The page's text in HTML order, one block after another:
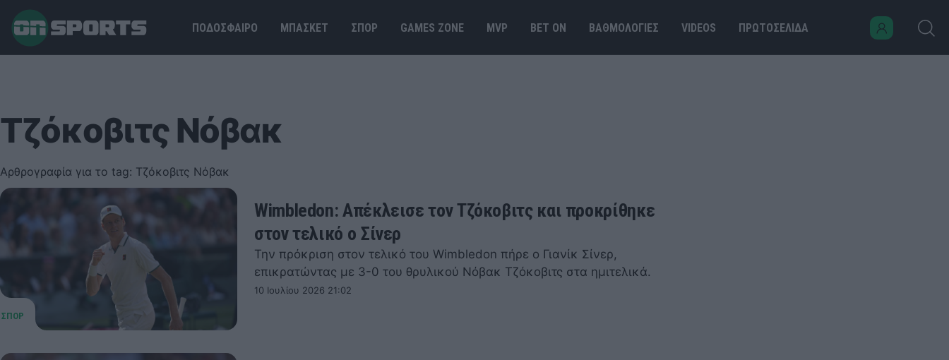
ΠΟΔΟΣΦΑΙΡΟ ΜΠΑΣΚΕΤ ΣΠΟΡ GAMES ΖΟΝΕ MVP BET ΟΝ ΒΑΘΜΟΛΟΓΙΕΣ VIDEOS ΠΡΩΤΟΣΕΛΙΔΑ
Τζόκοβιτς Νόβακ
Αρθρογραφία για το tag: Τζόκοβιτς Νόβακ
Wimbledon: Απέκλεισε τον Τζόκοβιτς και προκρίθηκε
στον τελικό ο Σίνερ
Την πρόκριση στον τελικό του Wimbledon πήρε ο Γιανίκ Σίνερ,
επικρατώντας με 3-0 του θρυλικού Νόβακ Τζόκοβιτς στα ημιτελικά.
10 Ιουλίου 2026 21:02